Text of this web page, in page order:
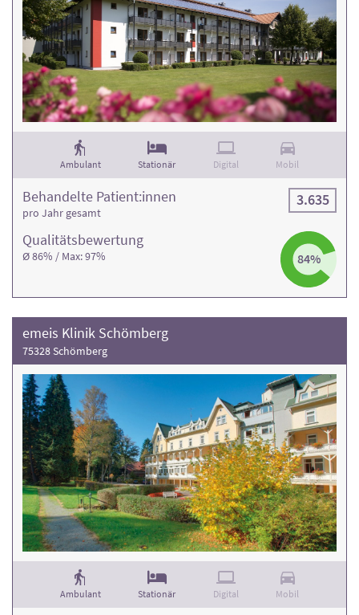
Ambulant Stationär Digital Mobil
Qualitäts­bewertung
Ø 86% / Max: 97% 84%
Behandelte Patient:innen
pro Jahr gesamt
3.635
emeis Klinik Schömberg
75328 Schömberg
Ambulant Stationär Digital Mobil